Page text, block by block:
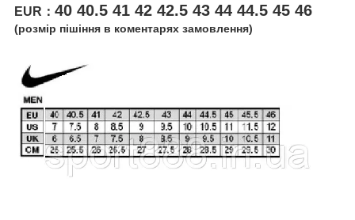
EUR： 40 40.5 41 42 42.5 43 44 44.5 45 46
(розмір пішіння в коментарях замовлення)